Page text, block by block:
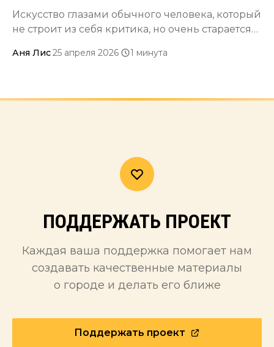
Искусство глазами обычного человека, который
не строит из себя критика, но очень старается
Аня Лис25 апреля 2026 1 минута
ПОДДЕРЖАТЬ ПРОЕКТ
Каждая ваша поддержка помогает нам
создавать качественные материалы
о городе и делать его ближе
Поддержать проект